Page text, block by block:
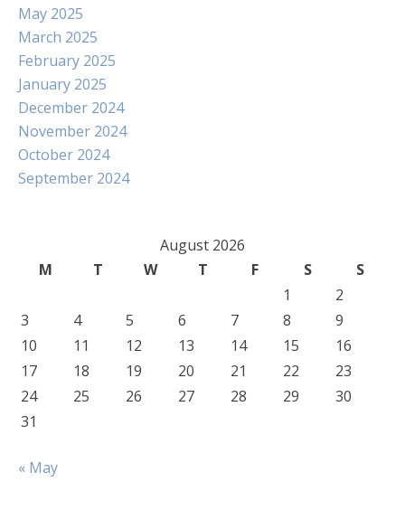
May 2025
March 2025
February 2025
January 2025
December 2024
November 2024
October 2024
September 2024
August 2026
M
T W T F S
S
1
2
3
4 5 6 7 8
9
10
11 12 13 14 15
16
17
18 19 20 21 22
23
24
25 26 27 28 29
30
31
« May